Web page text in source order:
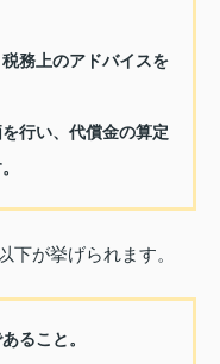
務上のアドバイスを
行い、代償金の算定
下が挙げられます。
ること。